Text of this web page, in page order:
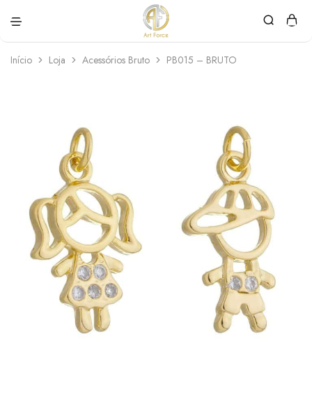
Force
personalizadas
Início Loja Acessórios Bruto PB015 – BRUTO